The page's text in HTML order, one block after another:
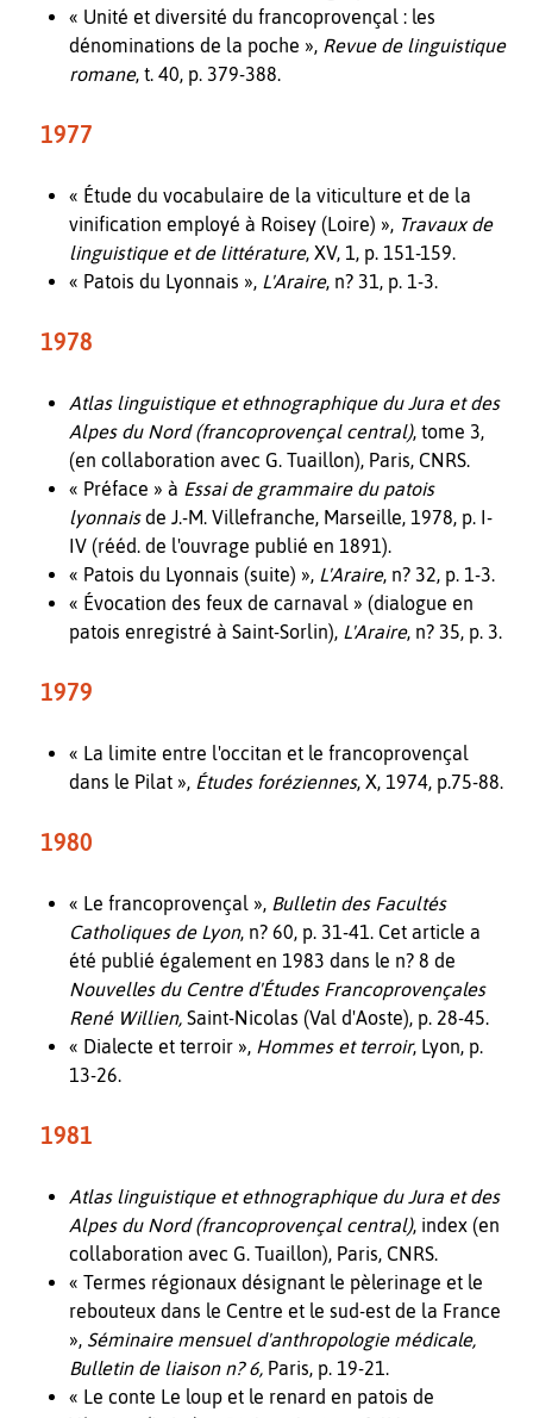
« Unité et diversité du francoprovençal : les
dénominations de la poche », Revue de linguistique
romane, t. 40, p. 379-388.
1977
« Étude du vocabulaire de la viticulture et de la
vinification employé à Roisey (Loire) », Travaux de
linguistique et de littérature, XV, 1, p. 151-159.
« Patois du Lyonnais », L'Araire, n? 31, p. 1-3.
1978
Atlas linguistique et ethnographique du Jura et des
Alpes du Nord (francoprovençal central), tome 3,
(en collaboration avec G. Tuaillon), Paris, CNRS.
« Préface » à Essai de grammaire du patois
lyonnaisde J.-M. Villefranche, Marseille, 1978, p. I-
IV (rééd. de l'ouvrage publié en 1891).
« Patois du Lyonnais (suite) », L'Araire, n? 32, p. 1-3.
« Évocation des feux de carnaval » (dialogue en
patois enregistré à Saint-Sorlin), L'Araire, n? 35, p. 3.
1979
« La limite entre l'occitan et le francoprovençal
dans le Pilat », Études foréziennes, X, 1974, p.75-88.
1980
« Le francoprovençal », Bulletin des Facultés
Catholiques de Lyon, n? 60, p. 31-41. Cet article a
été publié également en 1983 dans le n? 8 de
Nouvelles du Centre d'Études Francoprovençales
René Willien, Saint-Nicolas (Val d'Aoste), p. 28-45.
« Dialecte et terroir », Hommes et terroir, Lyon, p.
13-26.
1981
Atlas linguistique et ethnographique du Jura et des
Alpes du Nord (francoprovençal central), index (en
collaboration avec G. Tuaillon), Paris, CNRS.
« Termes régionaux désignant le pèlerinage et le
rebouteux dans le Centre et le sud-est de la France
», Séminaire mensuel d'anthropologie médicale,
Bulletin de liaison n? 6, Paris, p. 19-21.
« Le conte Le loup et le renard en patois de